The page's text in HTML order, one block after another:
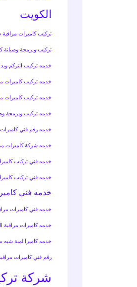
الكويت
تركيب كاميرات مراقبة
تركيب وبرمجة وصيانة
خدمه تركيب انتركم
خدمه تركيب كاميرات
خدمه تركيب كاميرات
خدمه تركيب وبرمجة
خدمه رقم فني
خدمه شركة كاميرات
خدمه فني تركيب
خدمه فني تركيب
خدمه فني
خدمه فني كاميرات
خدمه كاميرات مراقبة
خدمه كاميرا لمبة شبه
رقم فني كاميرات
شركة